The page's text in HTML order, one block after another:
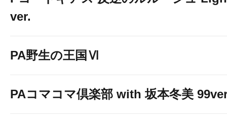
ver.
PA野生の王国Ⅵ
PAコマコマ倶楽部 with 坂本冬美